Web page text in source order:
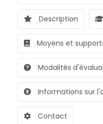
Description
Moyens et
Modalités
Informations sur
Contact